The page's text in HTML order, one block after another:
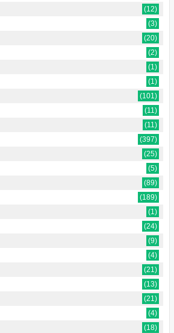
(12)
(3)
(20)
(2)
(1)
(1)
(101)
(11)
(11)
(397)
(25)
(5)
(89)
(189)
(1)
(24)
(9)
(4)
(21)
(13)
(21)
(4)
(18)